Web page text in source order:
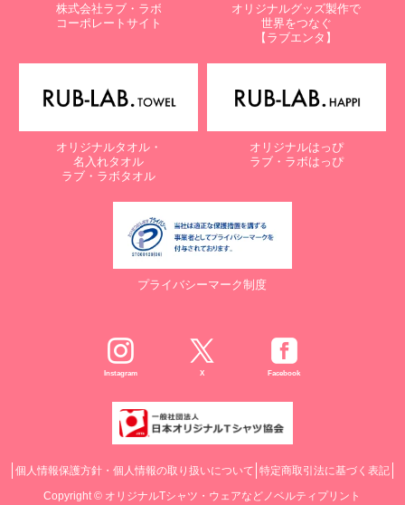
株式会社ラブ・ラボ
コーポレートサイト
オリジナルグッズ製作で
世界をつなぐ
【ラブエンタ】
オリジナルタオル・
名入れタオル
ラブ・ラボタオル
オリジナルはっぴ
ラブ・ラボはっぴ
プライバシーマーク制度
Instagram X Facebook
個人情報保護方針・個人情報の取り扱いについて 特定商取引法に基づく表記
Copyright © オリジナルTシャツ・ウェアなどノベルティプリント